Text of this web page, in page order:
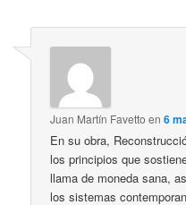
Juan Martín Favetto en6
En su obra,
los principios que
llama de moneda sana,
los sistemas